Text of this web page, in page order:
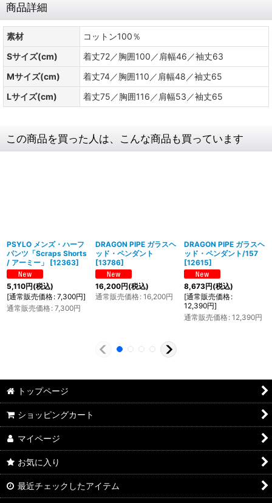
商品詳細
素材
コットン100％
Sサイズ(cm)
着丈72／胸囲100／肩幅46／袖丈63
Mサイズ(cm)
着丈74／胸囲110／肩幅48／袖丈65
Lサイズ(cm)
着丈75／胸囲116／肩幅53／袖丈65
この商品を買った人は、こんな商品も買っています
PSYLO メンズ・ハーフ
パンツ「Scraps Shorts
/ アーミー」
[12363]
5,110円(税込)
[通常販売価格: 7,300円]
通常販売価格: 7,300円
DRAGON PIPE ガラスヘ
ッド・ペンダント
[13786]
16,200円(税込)
通常販売価格: 16,200円
DRAGON PIPE ガラスヘ
ッド・ペンダント/157
[12615]
8,673円(税込)
[通常販売価格:
12,390円]
通常販売価格: 12,390円
トップページ
ショッピングカート
マイページ
お気に入り
最近チェックしたアイテム